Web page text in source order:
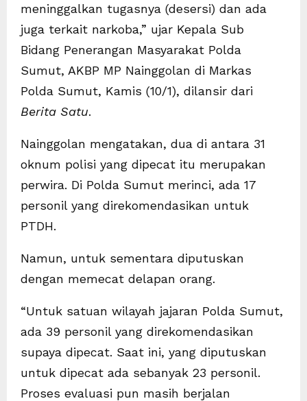
meninggalkan tugasnya (desersi) dan ada
juga terkait narkoba,” ujar Kepala Sub
Bidang Penerangan Masyarakat Polda
Sumut, AKBP MP Nainggolan di Markas
Polda Sumut, Kamis (10/1), dilansir dari
Berita Satu.
Nainggolan mengatakan, dua di antara 31
oknum polisi yang dipecat itu merupakan
perwira. Di Polda Sumut merinci, ada 17
personil yang direkomendasikan untuk
PTDH.
Namun, untuk sementara diputuskan
dengan memecat delapan orang.
“Untuk satuan wilayah jajaran Polda Sumut,
ada 39 personil yang direkomendasikan
supaya dipecat. Saat ini, yang diputuskan
untuk dipecat ada sebanyak 23 personil.
Proses evaluasi pun masih berjalan